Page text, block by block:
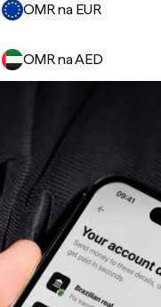
OMR na EUR
OMR na AED